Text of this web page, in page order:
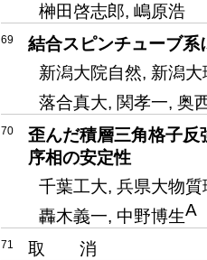
榊田啓志郎, 嶋原浩
69
結合スピンチューブ
新潟大院自然, 新潟大
落合真大, 関孝一, 奥
70
歪んだ積層三角格子
序相の安定性
千葉工大, 兵県大物質
轟木義一, 中野博生A
71 取 消